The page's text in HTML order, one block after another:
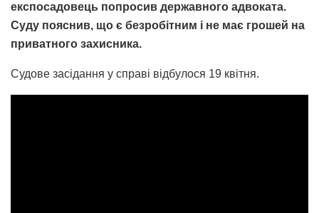
експосадовець попросив державного адвоката.
Суду пояснив, що є безробітним і не має грошей на
приватного захисника.
Судове засідання у справі відбулося 19 квітня.